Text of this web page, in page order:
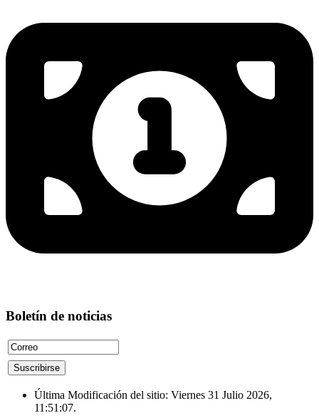
Boletín de noticias
Última Modificación del sitio: Viernes 31 Julio 2026,
11:51:07.